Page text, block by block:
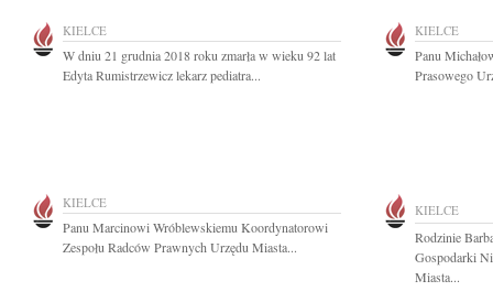
KIELCE
W dniu 21 grudnia 2018 roku zmarła w wieku 92 lat
Edyta Rumistrzewicz lekarz pediatra...
KIELCE
Panu
Prasowego
KIELCE
Panu Marcinowi Wróblewskiemu Koordynatorowi
Zespołu Radców Prawnych Urzędu Miasta...
KIELCE
Rodzinie
Gospodarki
Miasta...